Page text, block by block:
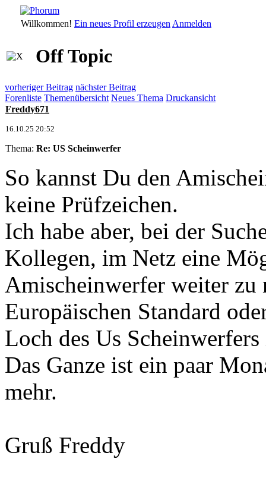
Willkommen! Ein neues Profil erzeugen Anmelden
Off Topic
vorheriger Beitrag nächster Beitrag
Forenliste Themenübersicht Neues Thema Druckansicht
Freddy671
16.10.25 20:52
Thema: Re: US Scheinwerfer
So kannst Du den
keine Prüfzeichen.
Ich habe aber, bei der
Kollegen, im Netz eine
Amischeinwerfer weiter zu
Europäischen Standard
Loch des Us
Das Ganze ist ein paar
mehr.
Gruß Freddy